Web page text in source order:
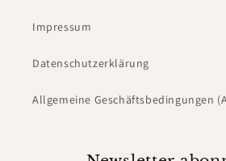
Impressum
Datenschutzerklärung
Allgemeine Geschäftsbedingungen